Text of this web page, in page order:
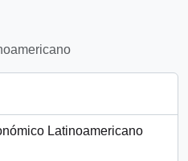
Latinoamericano